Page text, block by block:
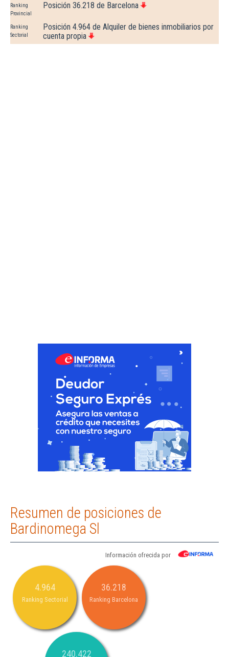
Ranking
Provincial
Posición 36.218 de Barcelona
Ranking
Sectorial
Posición 4.964 de Alquiler de bienes inmobiliarios por
cuenta propia
Resumen de posiciones de
Bardinomega Sl
Información ofrecida por
4.964
Ranking Sectorial
36.218
Ranking Barcelona
240.422